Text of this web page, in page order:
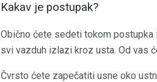
Kakav je postupak?
Obično ćete sedeti tokom postupka
svi vazduh izlazi kroz usta. Od vas
Čvrsto ćete zapečatiti usne oko